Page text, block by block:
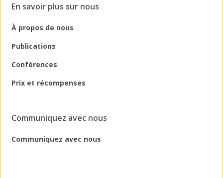
En savoir plus sur nous
À propos de nous
Publications
Conférences
Prix et récompenses
Communiquez avec nous
Communiquez avec nous